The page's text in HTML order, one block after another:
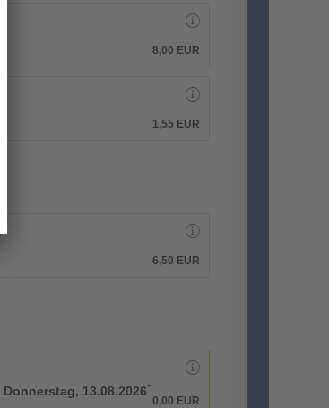
8,00 EUR
1,55 EUR
6,50 EUR
Donnerstag, 13.08.2026*
0,00 EUR